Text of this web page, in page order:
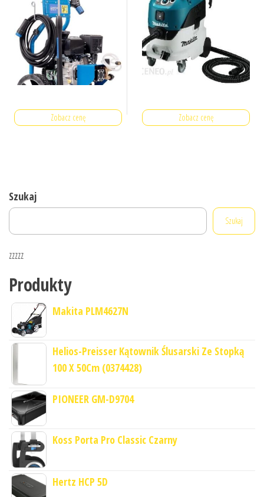
Zobacz cenę Zobacz cenę
Szukaj
Szukaj
zzzzz
Produkty
Makita PLM4627N
Helios-Preisser Kątownik Ślusarski Ze Stopką
100 X 50Cm (0374428)
PIONEER GM-D9704
Koss Porta Pro Classic Czarny
Hertz HCP 5D